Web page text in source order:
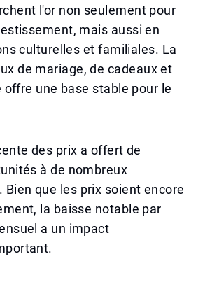
l'or non seulement pour
mais aussi en
culturelles et familiales. La
de mariage, de cadeaux et
une base stable pour le
des prix a offert de
à de nombreux
que les prix soient encore
la baisse notable par
a un impact